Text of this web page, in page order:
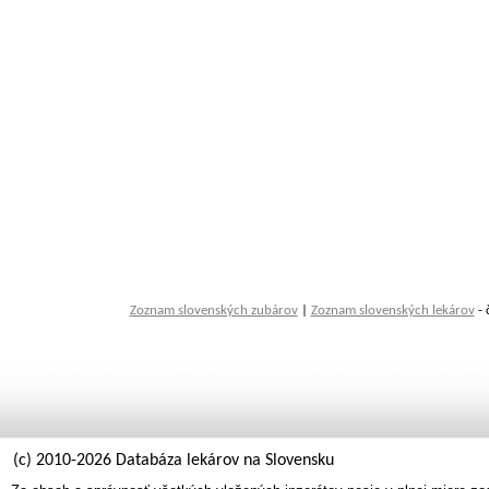
Zoznam slovenských zubárov| Zoznam slovenských lekárov-
(c) 2010-2026 Databáza lekárov na Slovensku